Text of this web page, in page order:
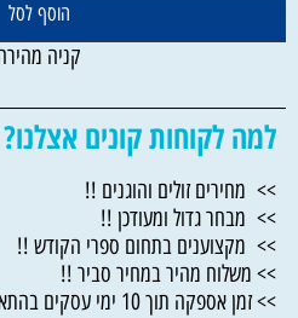
הוסף לסל
קניה מהירה
למה לקוחות קונים אצלנו?
>> מחירים זולים והוגנים !!
>> מבחר גדול ומעודכן !!
>> מקצוענים בתחום ספרי הקודש !!
>> משלוח מהיר במחיר סביר !!
>> זמן אספקה תוך 10 ימי עסקים בהתאם לתקנון החנות